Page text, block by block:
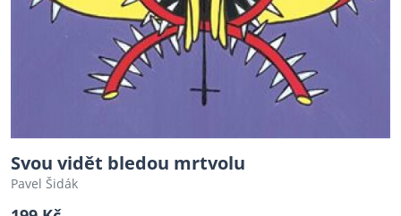
Svou vidět bledou mrtvolu
Pavel Šidák